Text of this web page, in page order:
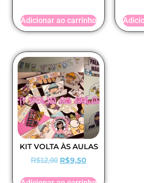
Adicionar ao carrinho
KIT VOLTA ÀS AULAS
R$12,00 R$9,50